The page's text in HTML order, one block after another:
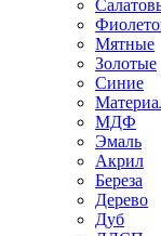
Мятные
Золотые
Синие
МДФ
Эмаль
Акрил
Береза
Дерево
Дуб